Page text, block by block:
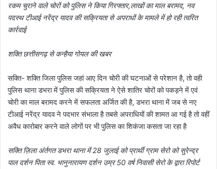
रकम चुराने वाले चोरों को पुलिस ने किया गिरफ्तार,लाखों का माल बरामद, नव
पदस्थ टीआई नरेंद्र यादव की सक्रियता से अपराधों के मामले में हो रही त्वरित
कार्रवाई
शक्ति छत्तीसगढ़ से कन्हैया गोयल की खबर
सक्ति- शक्ति जिला पुलिस जहां आए दिन चोरी की घटनाओं से परेशान है, तो वही
पुलिस थाना डभरा में पुलिस की सक्रियता ने ऐसे शातिर चोरों को पकड़ने में एवं
चोरी का माल बरामद करने में सफलता अर्जित की है, डभरा थाना में जब से नए
टीआई नरेंद्र यादव ने पदभार संभाला है तबसे अपराधियों की शामत आ गई है तो वहीं
अवैध कारोबार करने वाले लोगों पर भी पुलिस का शिकंजा कसता जा रहा है
सक्ति ज़िला अंर्तगत डभरा थाना में 28 जुलाई को प्रार्थी ग्राम सेरो को सुरेन्द्र
पाल दर्शन पिता स्व. भानुनारायण दर्शन उम्र 50 वर्ष निवासी सेरो के द्वारा रिपोर्ट